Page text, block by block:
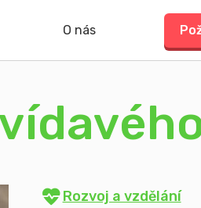
O nás
Rozvoj a vzdělání